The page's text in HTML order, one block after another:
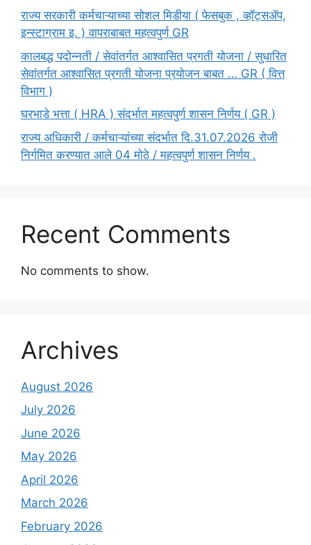
राज्य सरकारी कर्मचाऱ्याच्या सोशल मिडीया ( फेसबुक , व्हॉट्सॲप,
इन्स्टाग्राम इ. ) वापराबाबत महत्वपुर्ण GR
कालबद्ध पदोन्नती / सेवांतर्गत आश्वासित प्रगती योजना / सुधारित
सेवांतर्गत आश्वासित प्रगती योजना प्रयोजन बाबत … GR ( वित्त
विभाग )
घरभाडे भत्ता ( HRA ) संदर्भात महत्वपुर्ण शासन निर्णय ( GR )
राज्य अधिकारी / कर्मचाऱ्यांच्या संदर्भात दि.31.07.2026 रोजी
निर्गमित करण्यात आले 04 मोठे / महत्वपुर्ण शासन निर्णय .
Recent Comments
No comments to show.
Archives
August 2026
July 2026
June 2026
May 2026
April 2026
March 2026
February 2026